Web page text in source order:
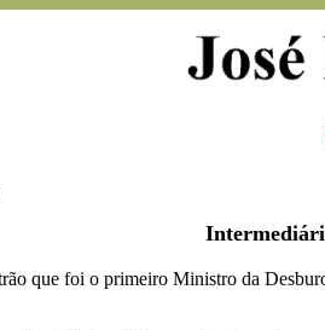
que foi o primeiro Ministro da